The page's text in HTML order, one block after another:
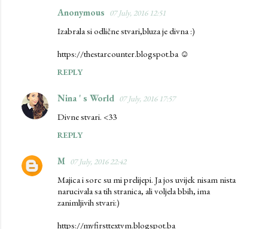
Anonymous 07 July, 2016 12:51
Izabrala si odlične stvari,bluza je divna :)
https://thestarcounter.blogspot.ba ☺
REPLY
Nina ' s World 07 July, 2016 17:57
Divne stvari. <33
REPLY
M 07 July, 2016 22:42
Majica i sorc su mi prelijepi. Ja jos uvijek nisam nista
narucivala sa tih stranica, ali voljela bbih, ima
zanimljivih stvari:)
https://myfirsttextvm.blogspot.ba